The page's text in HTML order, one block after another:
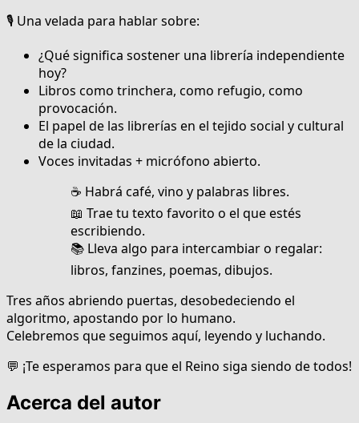
🎙️ Una velada para hablar sobre:
¿Qué significa sostener una librería independiente
hoy?
Libros como trinchera, como refugio, como
provocación.
El papel de las librerías en el tejido social y cultural
de la ciudad.
Voces invitadas + micrófono abierto.
☕ Habrá café, vino y palabras libres.
📖 Trae tu texto favorito o el que estés
escribiendo.
📚 Lleva algo para intercambiar o regalar:
libros, fanzines, poemas, dibujos.
Tres años abriendo puertas, desobedeciendo el
algoritmo, apostando por lo humano.
Celebremos que seguimos aquí, leyendo y luchando.
💬 ¡Te esperamos para que el Reino siga siendo de todos!
Acerca del autor